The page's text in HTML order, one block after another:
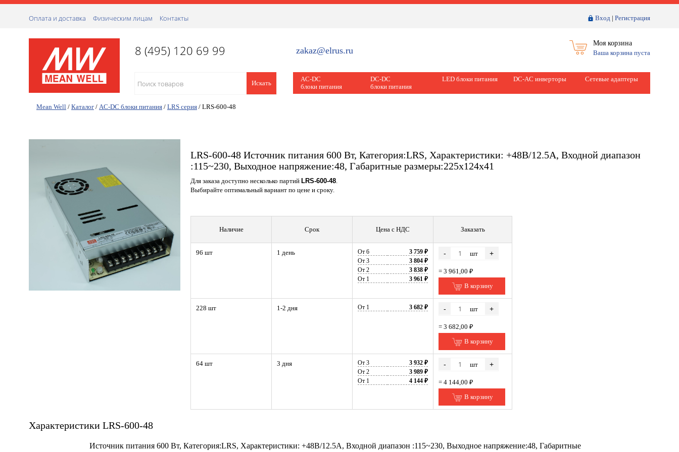
Вход | Регистрация
Оплата и доставка Физическим лицам Контакты
8 (495) 120 69 99 zakaz@elrus.ru
Моя корзина
Ваша корзина пуста
Искать
AC-DC
блоки питания
DC-DC
блоки питания
LED блоки питания DC-AC инверторы Сетевые адаптеры
Mean Well / Каталог / AC-DC блоки питания / LRS серия / LRS-600-48
LRS-600-48 Источник питания 600 Вт, Категория:LRS, Характеристики: +48В/12.5A, Входной диапазон
:115~230, Выходное напряжение:48, Габаритные размеры:225x124x41
Для заказа доступно несколько партий LRS-600-48
Выбирайте оптимальный вариант по цене и сроку.
Наличие Срок Цена с НДС Заказать
96 шт 1 день От 6
3 759 ₽
От 3
3 804 ₽
От 2
3 838 ₽
От 1
3 961 ₽
- шт +
= 3 961,00 ₽
В корзину
228 шт 1-2 дня От 1 3 682 ₽ - шт +
= 3 682,00 ₽
В корзину
64 шт 3 дня От 3
3 932 ₽
От 2
3 989 ₽
От 1
4 144 ₽
- шт +
= 4 144,00 ₽
В корзину
Характеристики LRS-600-48
Источник питания 600 Вт, Категория:LRS, Характеристики: +48В/12.5A, Входной диапазон :115~230, Выходное напряжение:48, Габаритные